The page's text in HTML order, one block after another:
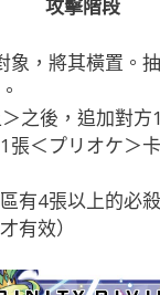
攻擊階段
象，將其橫置。
之後，追加對方
張＜プリオケ＞
區有4張以上的必
有效）